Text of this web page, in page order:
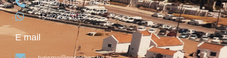
(02262) 431153 / 425665
+5492262431153
E mail